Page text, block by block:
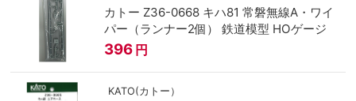
カトー Z36-0668 キハ81 常磐無線A・ワイ
パー（ランナー2個） 鉄道模型 HOゲージ
396 円
KATO(カトー）